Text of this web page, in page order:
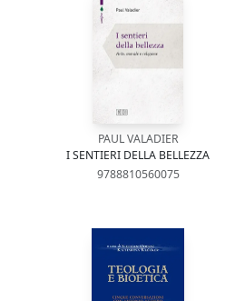
PAUL VALADIER
I SENTIERI DELLA BELLEZZA
9788810560075